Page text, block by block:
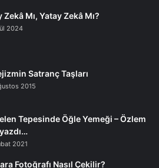
Zekâ Mı, Yatay Zekâ Mı?
2024
Satranç Taşları
2015
Tepesinde Öğle Yemeği – Özlem
2021
Fotoğrafı Nasıl Çekilir?